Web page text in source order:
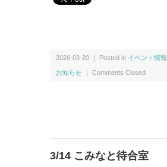
2026-03-20 ｜ Posted in イベント情報
お知らせ ｜ Comments Closed
3/14 こみなと待合室